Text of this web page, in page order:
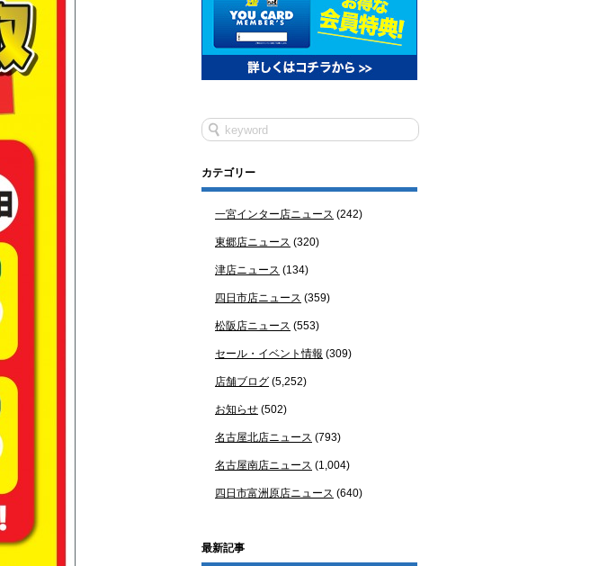
カテゴリー
一宮インター店ニュース (242)
東郷店ニュース (320)
津店ニュース (134)
四日市店ニュース (359)
松阪店ニュース (553)
セール・イベント情報 (309)
店舗ブログ (5,252)
お知らせ (502)
名古屋北店ニュース (793)
名古屋南店ニュース (1,004)
四日市富洲原店ニュース (640)
最新記事